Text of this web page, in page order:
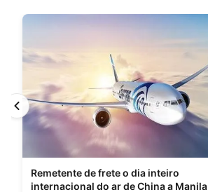
Remetente de frete o dia inteiro
internacional do ar de China a Manila